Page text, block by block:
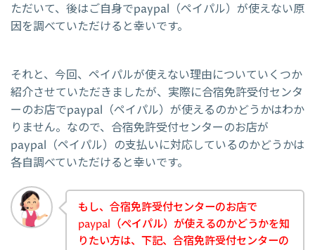
ただいて、後はご自身でpaypal（ペイパル）が使えない原
因を調べていただけると幸いです。
それと、今回、ペイパルが使えない理由についていくつか
紹介させていただきましたが、実際に合宿免許受付センタ
ーのお店でpaypal（ペイパル）が使えるのかどうかはわか
りません。なので、合宿免許受付センターのお店が
paypal（ペイパル）の支払いに対応しているのかどうかは
各自調べていただけると幸いです。
もし、合宿免許受付センターのお店で
paypal（ペイパル）が使えるのかどうかを知
りたい方は、下記、合宿免許受付センターの